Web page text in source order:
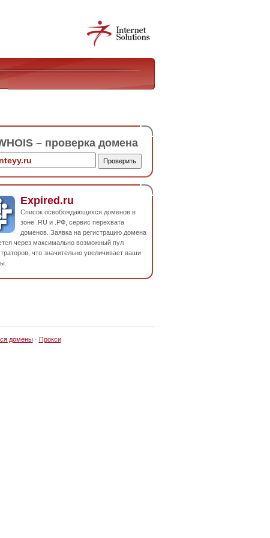
– проверка домена
Expired.ru
Список освобождающихся доменов в
зоне .RU и .РФ, сервис перехвата
доменов. Заявка на регистрацию домена
через максимально возможный пул
что значительно увеличивает ваши
домены· Прокси